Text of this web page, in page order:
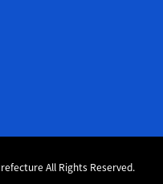
All Rights Reserved.